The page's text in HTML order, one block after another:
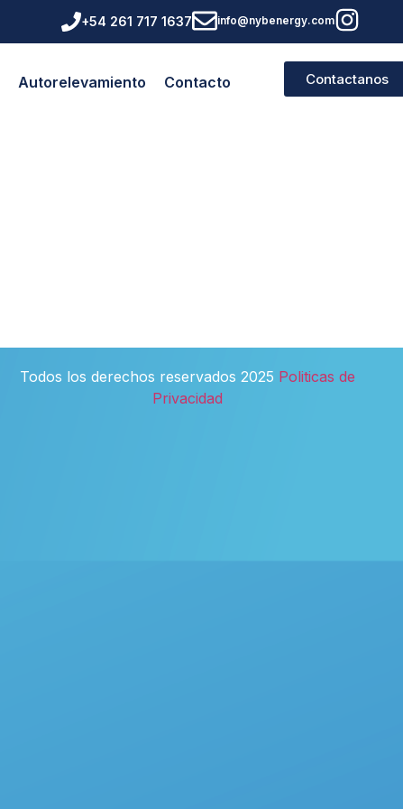
info@nybenergy.com
+54 261 717 1637
Autorelevamiento Contacto Contactanos
Todos los derechos reservados 2025 Politicas de
Privacidad